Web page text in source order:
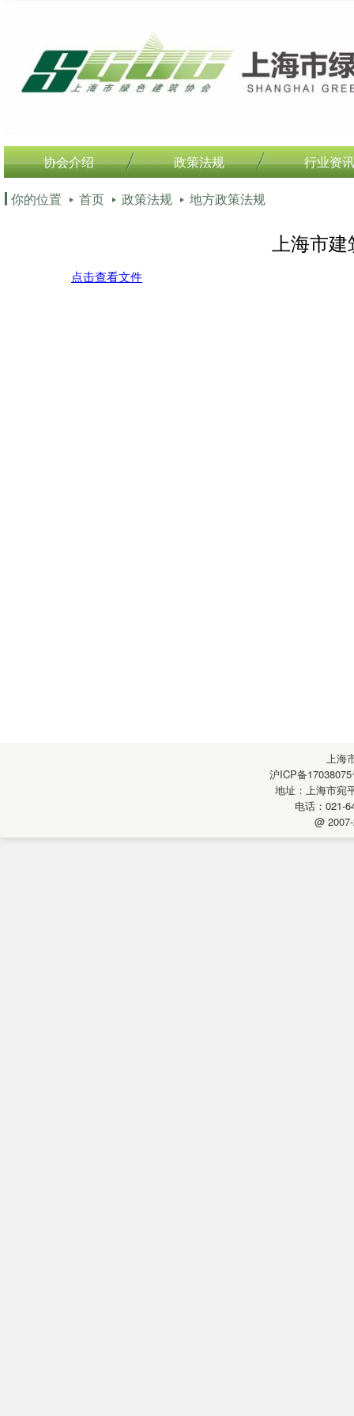
协会介绍 政策法规 行业资
你的位置 首页 政策法规 地方政策法规
上海市
点击查看文件
上海
沪ICP备
地址：上海市宛
电话：021-
@